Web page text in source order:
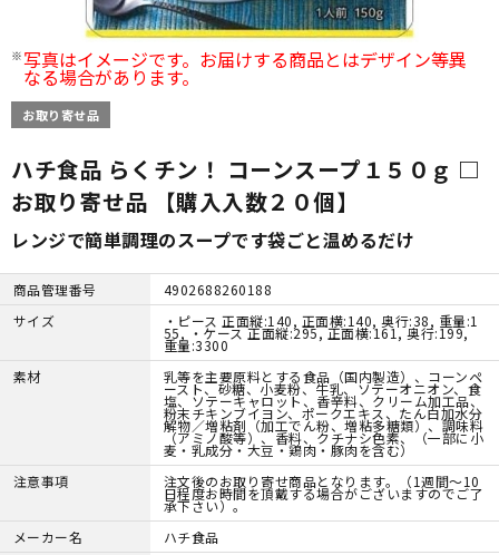
写真はイメージです。お届けする商品とはデザイン等異
なる場合があります。
お取り寄せ品
ハチ食品 らくチン！ コーンスープ１５０ｇ □
お取り寄せ品 【購入入数２０個】
レンジで簡単調理のスープです袋ごと温めるだけ
商品管理番号
4902688260188
サイズ
・ピース 正面縦:140, 正面横:140, 奥行:38, 重量:1
55, ・ケース 正面縦:295, 正面横:161, 奥行:199,
重量:3300
素材
乳等を主要原料とする食品（国内製造）、コーンペ
ースト、砂糖、小麦粉、牛乳、ソテーオニオン、食
塩、ソテーキャロット、香辛料、クリーム加工品、
粉末チキンブイヨン、ポークエキス、たん白加水分
解物／増粘剤（加工でん粉、増粘多糖類）、調味料
（アミノ酸等）、香料、クチナシ色素、（一部に小
麦・乳成分・大豆・鶏肉・豚肉を含む）
注意事項
注文後のお取り寄せ商品となります。（1週間～10
日程度お時間を頂戴する場合がございますのでご了
承下さい）。
メーカー名
ハチ食品